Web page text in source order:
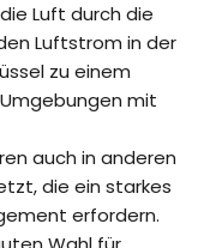
Luft durch die
Luftstrom in der
zu einem
mit
auch in anderen
die ein starkes
erfordern.